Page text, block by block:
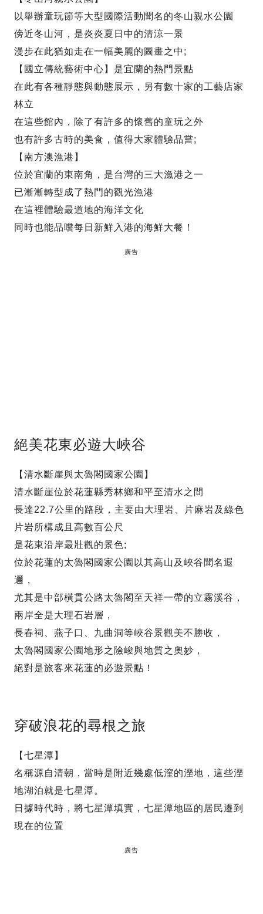
以舉辦童玩節等大型國際活動聞名的冬山親水公園
傍近冬山河，是炎炎夏日中的清涼一景
漫步在此猶如走在一幅美麗的圖畫之中;
【國立傳統藝術中心】是宜蘭的熱門景點
在此有各種靜態與動態展示，另有數十家的工藝店家
林立
在這些館內，除了有許多的懷舊的童玩之外
也有許多古時的美食，值得大家體驗品嘗;
【南方澳漁港】
位於宜蘭的東南角，是台灣的三大漁港之一
已漸漸轉型成了熱門的觀光漁港
在這裡體驗最道地的海洋文化
同時也能品嚐每日新鮮入港的海鮮大餐！
廣告
絕美花東必遊大峽谷
【清水斷崖與太魯閣國家公園】
清水斷崖位於花蓮縣秀林鄉和平至清水之間
長達22.7公里的路段，主要由大理岩、片麻岩及綠色
片岩所構成且高數百公尺
是花東沿岸最壯觀的景色;
位於花蓮的太魯閣國家公園以其高山及峽谷聞名遐
邇，
尤其是中部橫貫公路太魯閣至天祥一帶的立霧溪谷，
兩岸全是大理石岩層，
長春祠、燕子口、九曲洞等峽谷景觀美不勝收，
太魯閣國家公園地形之險峻與地質之奧妙，
絕對是旅客來花蓮的必遊景點！
穿破浪花的尋根之旅
【七星潭】
名稱源自清朝，當時是附近幾處低漥的溼地，這些溼
地湖泊就是七星潭。
日據時代時，將七星潭填實，七星潭地區的居民遷到
現在的位置
廣告